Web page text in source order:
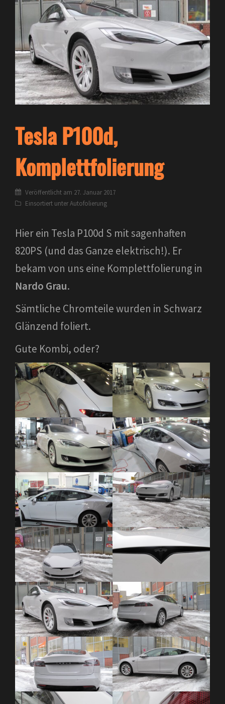
Tesla P100d,
Komplettfolierung
Veröffentlicht am 27. Januar 2017
Einsortiert unterAutofolierung
Hier ein Tesla P100d S mit sagenhaften
820PS (und das Ganze elektrisch!). Er
bekam von uns eine Komplettfolierung in
Nardo Grau.
Sämtliche Chromteile wurden in Schwarz
Glänzend foliert.
Gute Kombi, oder?